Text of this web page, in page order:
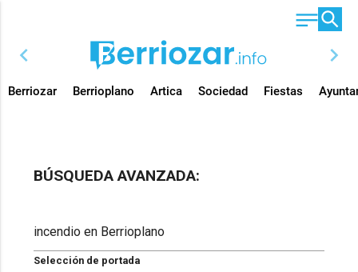
chevron_left chevron_right
Berriozar Berrioplano Artica Sociedad Fiestas
BÚSQUEDA AVANZADA:
Selección de portada